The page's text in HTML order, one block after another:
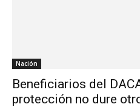
Nación
Beneficiarios del
protección no dure